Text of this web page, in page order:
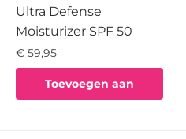
Ultra Defense
Moisturizer SPF 50
€ 59,95
Toevoegen aan